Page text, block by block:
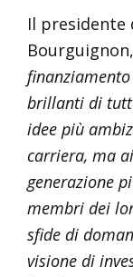
Il presidente
brillanti di
idee più
carriera, ma
generazione
membri dei
sfide di
visione di